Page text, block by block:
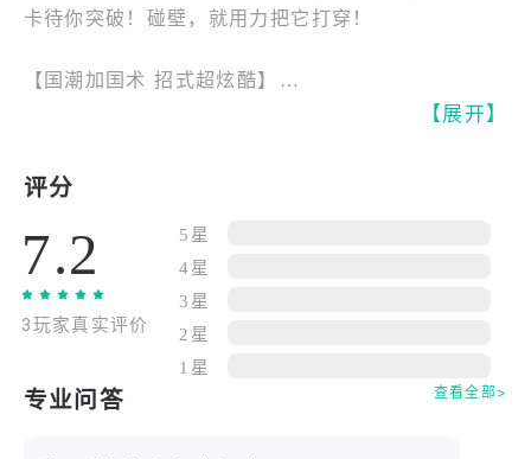
卡待你突破！碰壁，就用力把它打穿！
【国潮加国术 招式超炫酷】
极道武学，超能异术，剧情硬核招式炫酷；放置玩
【挂机练功夫 叶问也发怵】
挂机练功，微操布阵，神功大成干翻叶问；拒绝烧
脑，以力破巧，不招不架一拳撂倒
【站桩要站马 养成要抽卡】
风林山火，阴雷六系，流派传承各怀绝技；定向招
募，轻松收集，经典角色破壁来袭
【展开】
评分
7.2
3玩家真实评价
5星
4星
3星
2星
1星
专业问答 查看全部>